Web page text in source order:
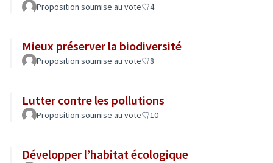
Proposition soumise au vote 4
Mieux préserver la biodiversité
Proposition soumise au vote 8
Lutter contre les pollutions
Proposition soumise au vote 10
Développer l’habitat écologique